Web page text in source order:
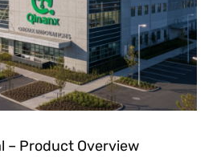
– Product Overview